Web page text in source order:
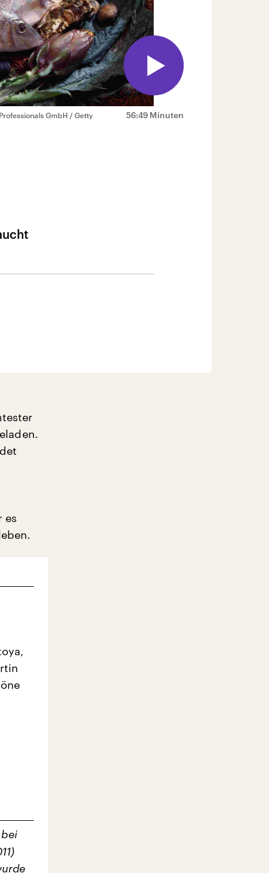
56:49 Minuten
GmbH / Getty
es